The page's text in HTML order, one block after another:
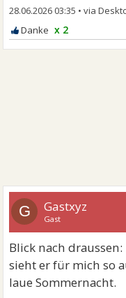
28.06.2026 03:35 •
x 2
G Gastxyz
Gast
Blick nach
sieht er für mich so
laue Sommernacht.